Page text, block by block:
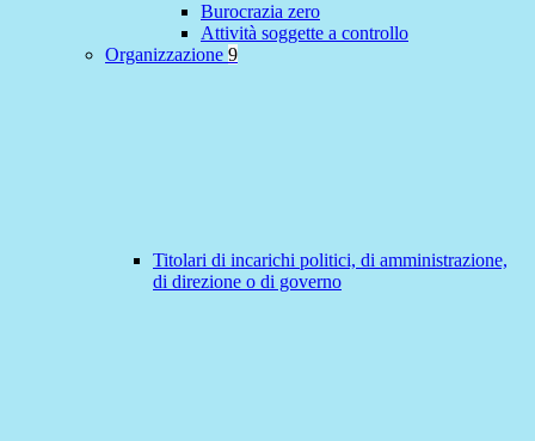
Burocrazia zero
Attività soggette a controllo
Organizzazione 9
Titolari di incarichi politici, di amministrazione,
di direzione o di governo